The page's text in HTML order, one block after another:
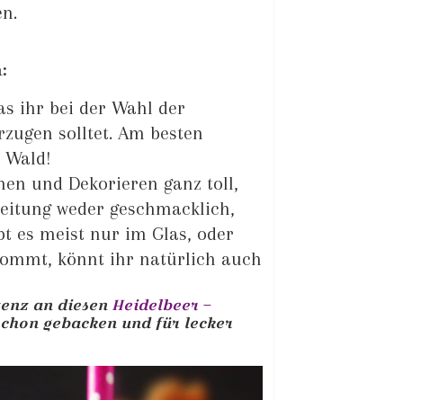
ihr bei der Wahl der
solltet. Am besten
und Dekorieren ganz toll,
weder geschmacklich,
es meist nur im Glas, oder
könnt ihr natürlich auch
an diesen Heidelbeer –
gebacken und für lecker